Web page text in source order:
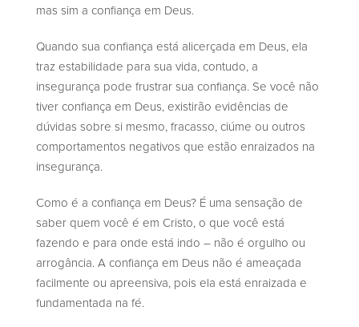
mas sim a confiança em Deus.
Quando sua confiança está alicerçada em Deus, ela
traz estabilidade para sua vida, contudo, a
insegurança pode frustrar sua confiança. Se você não
tiver confiança em Deus, existirão evidências de
dúvidas sobre si mesmo, fracasso, ciúme ou outros
comportamentos negativos que estão enraizados na
insegurança.
Como é a confiança em Deus? É uma sensação de
saber quem você é em Cristo, o que você está
fazendo e para onde está indo – não é orgulho ou
arrogância. A confiança em Deus não é ameaçada
facilmente ou apreensiva, pois ela está enraizada e
fundamentada na fé.